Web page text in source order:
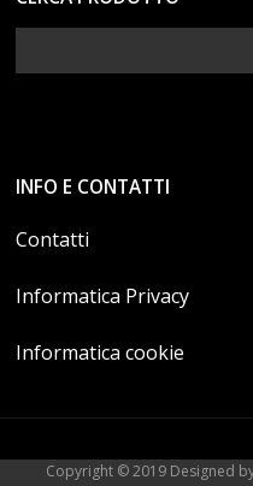
INFO E CONTATTI
Contatti
Informatica Privacy
Informatica cookie
Copyright © 2019 Designed